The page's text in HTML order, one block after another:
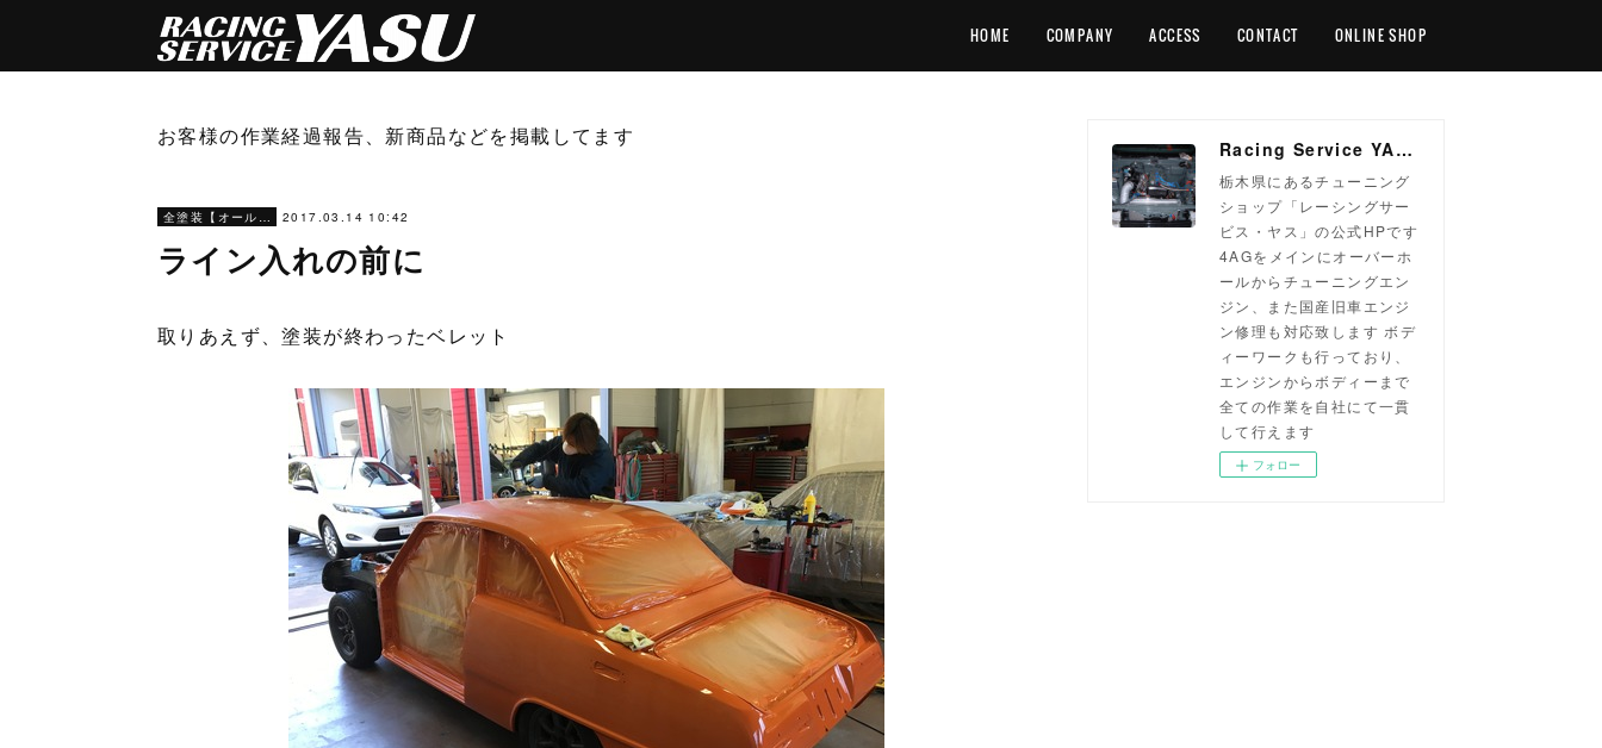
HOME COMPANY ACCESS CONTACT ONLINE SHOP
お客様の作業経過報告、新商品などを掲載してます
全塗装【オールペン】 2017.03.14 10:42
ライン入れの前に
取りあえず、塗装が終わったベレット
Racing Service YASU ~total tuning proshop~
栃木県にあるチューニング
ショップ「レーシングサー
ビス・ヤス」の公式HPです
4AGをメインにオーバーホ
ールからチューニングエン
ジン、また国産旧車エンジ
ン修理も対応致します ボデ
ィーワークも行っており、
エンジンからボディーまで
全ての作業を自社にて一貫
して行えます
フォロー